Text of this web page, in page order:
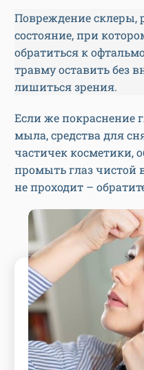
Повреждение склеры,
состояние, при
обратиться к
травму оставить без
лишиться зрения.
Если же покраснение
мыла, средства для
частичек косметики,
промыть глаз чистой
не проходит –